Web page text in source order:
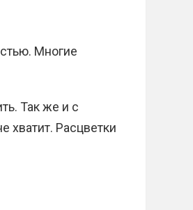
Многие
Так же и с
хватит. Расцветки